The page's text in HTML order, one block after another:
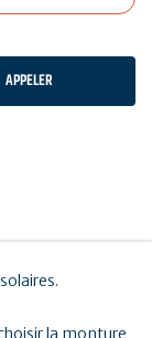
APPELER
la monture